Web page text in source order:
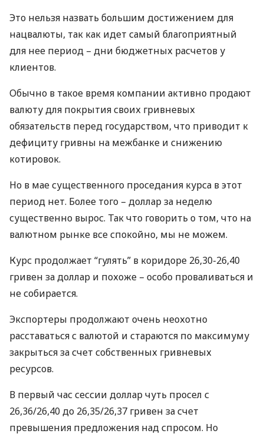
Это нельзя назвать большим достижением для
нацвалюты, так как идет самый благоприятный
для нее период – дни бюджетных расчетов у
клиентов.
Обычно в такое время компании активно продают
валюту для покрытия своих гривневых
обязательств перед государством, что приводит к
дефициту гривны на межбанке и снижению
котировок.
Но в мае существенного проседания курса в этот
период нет. Более того – доллар за неделю
существенно вырос. Так что говорить о том, что на
валютном рынке все спокойно, мы не можем.
Курс продолжает “гулять” в коридоре 26,30-26,40
гривен за доллар и похоже – особо проваливаться и
не собирается.
Экспортеры продолжают очень неохотно
расставаться с валютой и стараются по максимуму
закрыться за счет собственных гривневых
ресурсов.
В первый час сессии доллар чуть просел с
26,36/26,40 до 26,35/26,37 гривен за счет
превышения предложения над спросом. Но